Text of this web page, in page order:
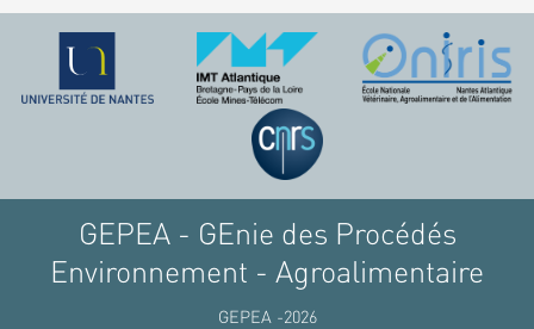
GEPEA - GEnie des Procédés
Environnement - Agroalimentaire
GEPEA -2026